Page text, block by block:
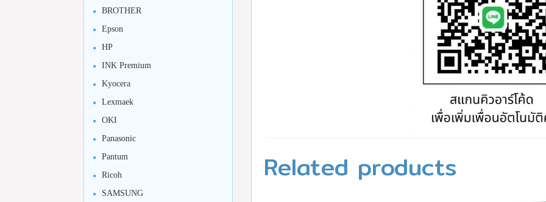
Related products
BROTHER
Epson
HP
INK Premium
Kyocera
Lexmaek
OKI
Panasonic
Pantum
Ricoh
SAMSUNG